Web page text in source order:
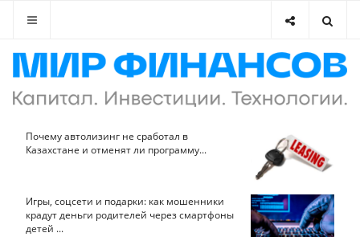
Почему автолизинг не сработал в
Казахстане и отменят ли программу...
Игры, соцсети и подарки: как мошенники
крадут деньги родителей через смартфоны
детей ...